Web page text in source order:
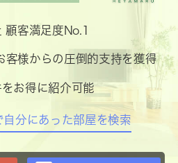
顧客満足度No.1
客様からの圧倒的支持を獲得
お得に紹介可能
自分にあった部屋を検索